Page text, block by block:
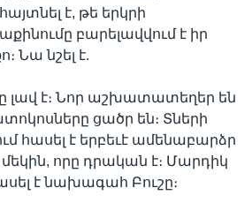
է, թե երկրի
բարելավվում է իր
Նա նշել է.
լավ է։ Նոր աշխատատեղեր են
ցածր են։ Տների
հասել է երբեւէ ամենաբարձր
որը դրական է։ Մարդիկ
է նախագահ Բուշը։